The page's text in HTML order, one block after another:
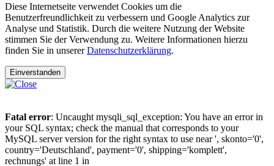
Diese Internetseite verwendet Cookies um die
Benutzerfreundlichkeit zu verbessern und Google Analytics zur
Analyse und Statistik. Durch die weitere Nutzung der Website
stimmen Sie der Verwendung zu. Weitere Informationen hierzu
finden Sie in unsererDatenschutzerklärung.
Einverstanden
Fatal error: Uncaught mysqli_sql_exception: You have an error in
your SQL syntax; check the manual that corresponds to your
MySQL server version for the right syntax to use near ', skonto='0',
country='Deutschland', payment='0', shipping='komplett',
rechnungs' at line 1 in